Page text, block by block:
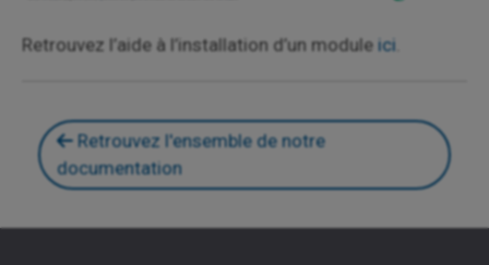
Retrouvez l’aide à l’installation d’un module ici
Retrouvez l'ensemble de notre
documentation